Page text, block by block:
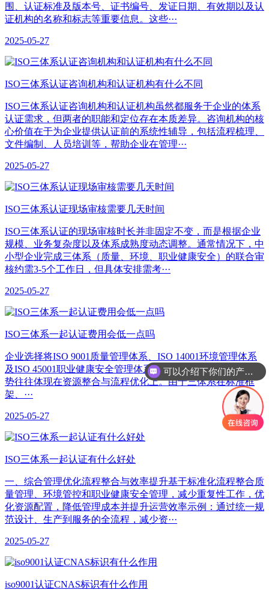
围、认证标准及版本号、证书编号、发证日期、有效期以及认
证机构的名称和标志等重要信息。这些···
2025-05-27
ISO三体系认证咨询机构和认证机构有什么不同
ISO三体系认证咨询机构和认证机构虽然都服务于企业的体系
认证需求，但两者的职能和定位存在本质差异。咨询机构的核
心价值在于为企业提供认证前的系统性辅导，包括流程梳理、
文件编制、人员培训等，帮助企业在管理···
2025-05-27
ISO三体系认证现场审核需要几天时间
ISO三体系认证的现场审核时长并非固定不变，而是根据企业
规模、业务复杂度以及体系成熟度动态调整。通常情况下，中
小型企业完成三体系（质量、环境、职业健康安全）的联合审
核约需3-5个工作日，但具体安排需考···
2025-05-27
ISO三体系一起认证费用会低一点吗
企业选择将ISO 9001质量管理体系、ISO 14001环境管理体系
及ISO 45001职业健康安全管理体系进行整合认证时，费用优
势往往体现在资源整合与流程优化上。由于三体系在标准框
架、···
2025-05-27
​ISO三体系一起认证有什么好处
一、综合管理优化‌流程整合与效率提升‌基于标准化流程整合质
量管理、环境管控和职业健康安全管理，减少重复性工作，优
化资源配置，降低管理成本并提升运营效率示例：通过统一规
范设计、生产到服务的全流程，减少资···
2025-05-27
iso9001认证CNAS标识有什么作用
可以介绍下你们的产品么